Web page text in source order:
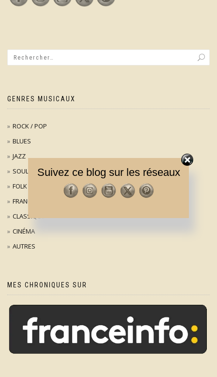
GENRES MUSICAUX
ROCK / POP
BLUES
JAZZ
SOUL
FOLK
FRANÇAIS
CLASSIQUE
CINÉMA
AUTRES
MES CHRONIQUES SUR
Suivez ce blog sur les réseaux